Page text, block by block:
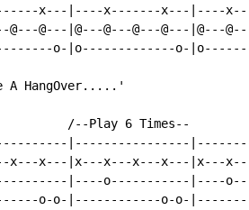
x---|----x-------x---|----
@---@---|@---@---@---@---|@---
o-|o-------------o-
A HangOver.....'
/--Play 6 Times--
|----------------
x---x---|x---x---x---x---|x---
|----o-----------|----
o-o-|------------o-o-